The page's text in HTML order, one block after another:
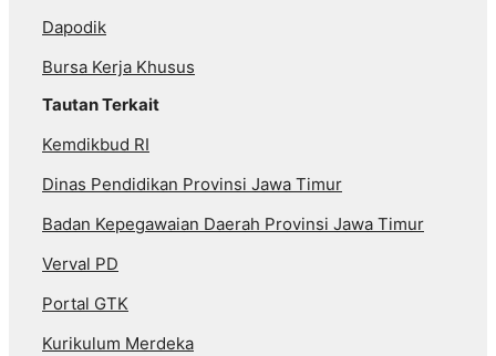
Dapodik
Bursa Kerja Khusus
Tautan Terkait
Kemdikbud RI
Dinas Pendidikan Provinsi Jawa Timur
Badan Kepegawaian Daerah Provinsi Jawa Timur
Verval PD
Portal GTK
Kurikulum Merdeka